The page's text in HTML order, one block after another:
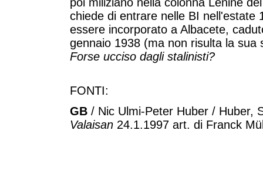
chiede di entrare nelle BI nell'estate
essere incorporato a Albacete,
gennaio 1938 (ma non risulta la sua
Forse ucciso dagli stalinisti?
FONTI:
GB / Nic Ulmi-Peter Huber / Huber,
Valaisan 24.1.1997 art. di Franck